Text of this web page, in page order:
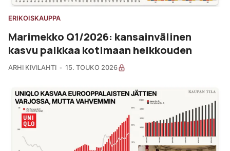
ERIKOISKAUPPA
Marimekko Q1/2026: kansainvälinen
kasvu paikkaa kotimaan heikkouden
ARHI KIVILAHTI 15. TOUKO 2026